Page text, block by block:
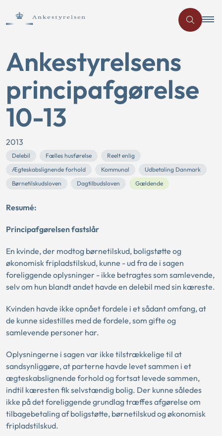
Ankestyrelsens
principafgørelse
10-13
2013
Delebil Fælles husførelse
Reelt enlig
Ægteskabslignende forhold
Kommunal
Udbetaling Danmark
Børnetilskudsloven
Dagtilbudsloven Gældende
Resumé:
Principafgørelsen fastslår
En kvinde, der modtog børnetilskud, boligstøtte og
økonomisk fripladstilskud, kunne - ud fra de i sagen
foreliggende oplysninger - ikke betragtes som samlevende,
selv om hun blandt andet havde en delebil med sin kæreste.
Kvinden havde ikke opnået fordele i et sådant omfang, at
de kunne sidestilles med de fordele, som gifte og
samlevende personer har.
Oplysningerne i sagen var ikke tilstrækkelige til at
sandsynliggøre, at parterne havde levet sammen i et
ægteskabslignende forhold og fortsat levede sammen,
indtil kæresten fik selvstændig bolig. Der kunne således
ikke på det foreliggende grundlag træffes afgørelse om
tilbagebetaling af boligstøtte, børnetilskud og økonomisk
fripladstilskud.